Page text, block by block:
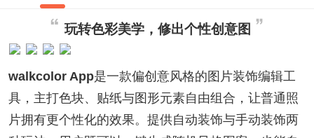
玩转色彩美学，修出个性创意图
walkcolor App是一款偏创意风格的图片装饰编辑工
具，主打色块、贴纸与图形元素自由组合，让普通照
片拥有更个性化的效果。提供自动装饰与手动装饰两